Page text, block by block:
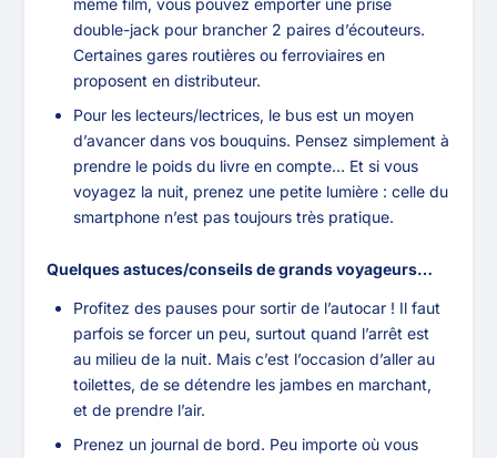
même film, vous pouvez emporter une prise
double-jack pour brancher 2 paires d’écouteurs.
Certaines gares routières ou ferroviaires en
proposent en distributeur.
Pour les lecteurs/lectrices, le bus est un moyen
d’avancer dans vos bouquins. Pensez simplement à
prendre le poids du livre en compte… Et si vous
voyagez la nuit, prenez une petite lumière : celle du
smartphone n’est pas toujours très pratique.
Quelques astuces/conseils de grands voyageurs…
Profitez des pauses pour sortir de l’autocar ! Il faut
parfois se forcer un peu, surtout quand l’arrêt est
au milieu de la nuit. Mais c’est l’occasion d’aller au
toilettes, de se détendre les jambes en marchant,
et de prendre l’air.
Prenez un journal de bord. Peu importe où vous